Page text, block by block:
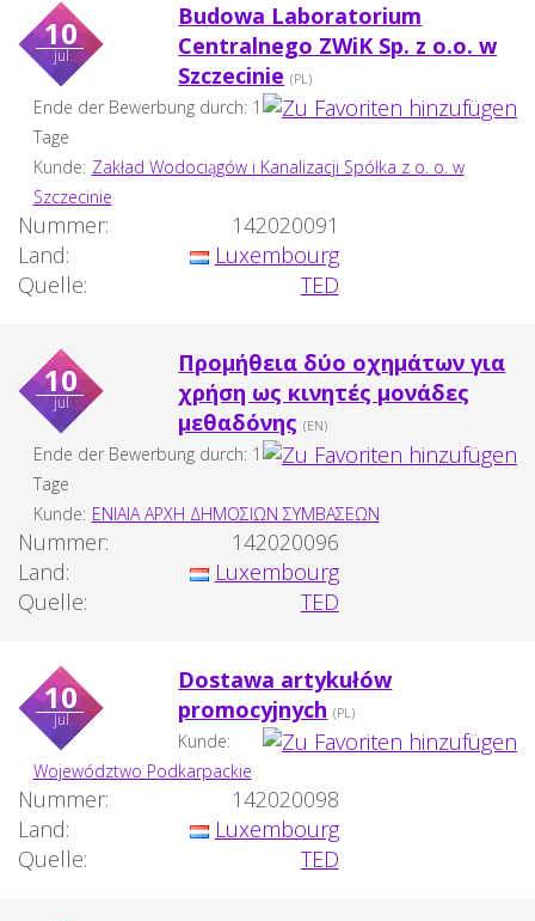
10
jul
Budowa Laboratorium
Centralnego ZWiK Sp. z o.o. w
Szczecinie (PL)
Ende der Bewerbung durch: 1
Tage
Kunde: Zakład Wodociągów i Kanalizacji Spółka z o. o. w
Szczecinie
Nummer:
142020091
Land:
Luxembourg
Quelle:
TED
10
jul
Προμήθεια δύο οχημάτων για
χρήση ως κινητές μονάδες
μεθαδόνης (EN)
Ende der Bewerbung durch: 1
Tage
Kunde: ΕΝΙΑΙΑ ΑΡΧΗ ΔΗΜΟΣΙΩΝ ΣΥΜΒΑΣΕΩΝ
Nummer:
142020096
Land:
Luxembourg
Quelle:
TED
10
jul
Dostawa artykułów
promocyjnych (PL)
Kunde:
Województwo Podkarpackie
Nummer:
142020098
Land:
Luxembourg
Quelle:
TED